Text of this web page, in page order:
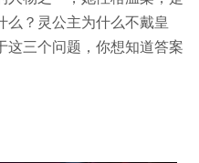
？灵公主为什么不戴皇
这三个问题，你想知道答案